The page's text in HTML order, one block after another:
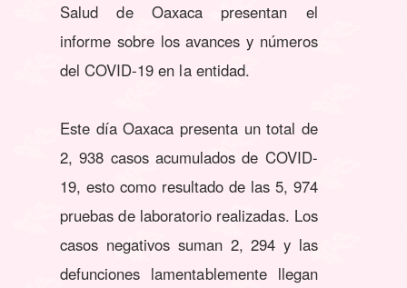
Salud de Oaxaca presentan el
informe sobre los avances y números
del COVID-19 en la entidad.
Este día Oaxaca presenta un total de
2, 938 casos acumulados de COVID-
19, esto como resultado de las 5, 974
pruebas de laboratorio realizadas. Los
casos negativos suman 2, 294 y las
defunciones lamentablemente llegan